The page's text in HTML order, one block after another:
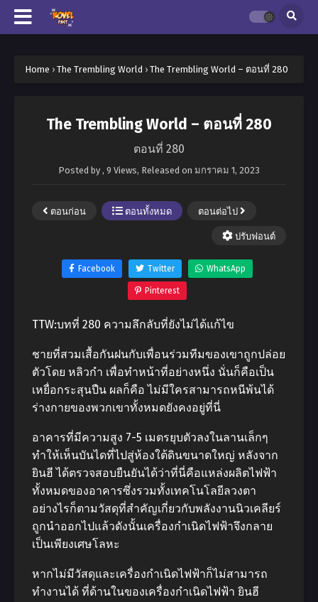
Home › The Trembling World › The Trembling World – ตอนที่ 280
The Trembling World – ตอนที่ 280
ตอนที่ 280
Posted by , 9 Views, Released on มกราคม 1, 2023
ตอนก่อน ตอนทั้งหมด ตอนต่อไป
ปรับฟอนต์
Facebook Twitter WhatsApp
Pinterest
TTW:บทที่ 280 ความลึกลับที่ยังไม่ได้แก้ไข
ชายที่สวมเสื้อกันฝนกับเพื่อนร่วมทีมของเขาถูกปล่อย
ตัวโดย หลิวกำ เพื่อทำหน้าที่อย่างหนึ่ง นั่นก็คือเป็น
เหยื่อกระสุนปืน ผลก็คือ ไม่มีใครสามารถหนีพ้นได้
ร่างกายของพวกเขาทั้งหมดยังคงอยู่ที่นี่
อาคารที่มีความสูง 7-5 เมตรยุบตัวลงในลานเล็กๆ
ทำให้เห็นบันไดที่ไปสู่ห้องใต้ดินขนาดใหญ่ หลังจาก
ยินฮี ได้ตรวจสอบยืนยันได้ว่าที่นี่คือแหล่งผลิตไฟฟ้า
ทั้งหมดของอาคารซึ่งรวมทั้งเทคโนโลยีลวงตา
อย่างไรก็ตามวัสดุที่สำคัญเกี่ยวกับพลังงานนิวเคลียร์
ถูกนำออกไปแล้วดังนั้นเครื่องกำเนิดไฟฟ้าจึงกลาย
เป็นเพียงเศษโลหะ
หากไม่มีวัสดุและเครื่องกำเนิดไฟฟ้าก็ไม่สามารถ
ทำงานได้ ที่ด้านในของเครื่องกำเนิดไฟฟ้า ยินฮี